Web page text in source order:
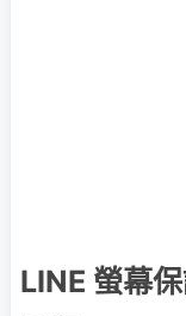
LINE 螢幕